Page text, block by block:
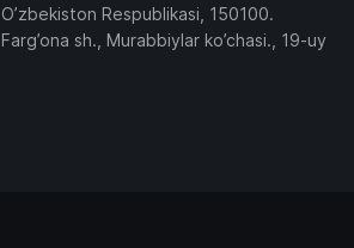
O’zbekiston Respublikasi, 150100.
Farg’ona sh., Murabbiylar ko’chasi., 19-uy